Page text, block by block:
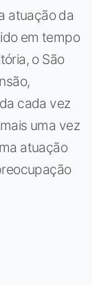
atuação da
em tempo
o São
cada vez
uma vez
atuação